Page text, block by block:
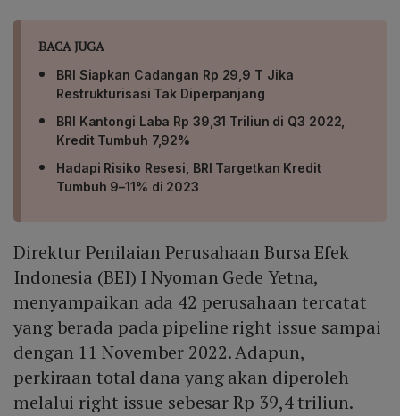
BACA JUGA
BRI Siapkan Cadangan Rp 29,9 T Jika
Restrukturisasi Tak Diperpanjang
BRI Kantongi Laba Rp 39,31 Triliun di Q3 2022,
Kredit Tumbuh 7,92%
Hadapi Risiko Resesi, BRI Targetkan Kredit
Tumbuh 9–11% di 2023
Direktur Penilaian Perusahaan Bursa Efek
Indonesia (BEI) I Nyoman Gede Yetna,
menyampaikan ada 42 perusahaan tercatat
yang berada pada pipeline right issue sampai
dengan 11 November 2022. Adapun,
perkiraan total dana yang akan diperoleh
melalui right issue sebesar Rp 39,4 triliun.